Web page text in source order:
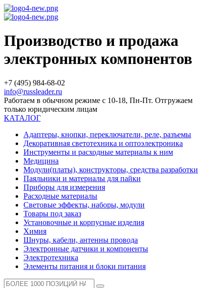
Производство и продажа
электронных компонентов
+7 (495) 984-68-02
info@russleader.ru
Работаем в обычном режиме с 10-18, Пн-Пт. Отгружаем
только юридическим лицам
КАТАЛОГ
Адаптеры, кнопки, переключатели, реле, разъемы
Декоративная светотехника и оптоэлектроника
Инструменты и расходные материалы к ним
Медицина
Модули(платы), конструкторы, средства разработки
Паяльники и материалы для пайки
Приборы для измерения
Расходные материалы
Световые эффекты, наборы, модули
Товары под заказ
Установочные и корпусные изделия
Химия
Шнуры, кабели, антенны провода
Электронные датчики и компоненты
Электротехника
Элементы питания и блоки питания